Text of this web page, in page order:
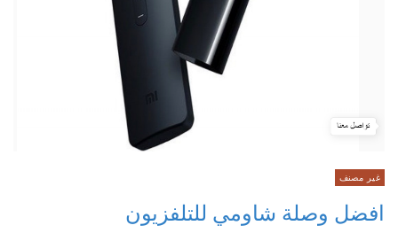
غير مصنف
افضل وصلة شاومي للتلفزيون